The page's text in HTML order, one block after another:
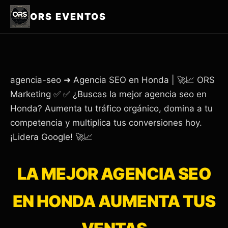
ORS EVENTOS
agencia-seo ➜ Agencia SEO en Honda | 🚀📈 ORS
Marketing ✅ ✅ ¿Buscas la mejor agencia seo en
Honda? Aumenta tu tráfico orgánico, domina a tu
competencia y multiplica tus conversiones hoy.
¡Lidera Google! 🚀📈
LA MEJOR AGENCIA SEO
EN HONDA AUMENTA TUS